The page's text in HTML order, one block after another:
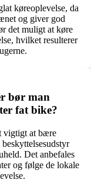
køreoplevelse, da
og giver god
det muligt at køre
hvilket resulterer
bør man
fat bike?
vigtigt at bære
Det anbefales
og følge de lokale